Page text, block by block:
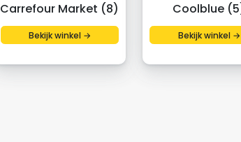
Carrefour Market (8)
Bekijk winkel →
Coolblue
Bekijk winkel →